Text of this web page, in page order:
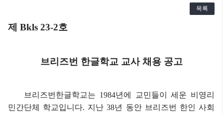
목록
제 Bkls 23-2호
브리즈번 한글학교 교사 채용 공고
브리즈번한글학교는 1984년에 교민들이 세운 비영리
민간단체 학교입니다. 지난 38년 동안 브리즈번 한인 사회